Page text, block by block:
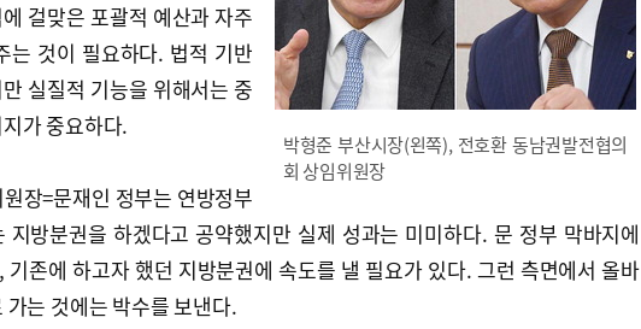
박형준 부산시장(왼쪽), 전호환 동남권발전협의
회 상임위원장
걸맞은 포괄적 예산과 자주
는 것이 필요하다. 법적 기반
실질적 기능을 위해서는 중
가 중요하다.
장=문재인 정부는 연방정부
지방분권을 하겠다고 공약했지만 실제 성과는 미미하다. 문 정부 막바지에
기존에 하고자 했던 지방분권에 속도를 낼 필요가 있다. 그런 측면에서 올바
가는 것에는 박수를 보낸다.